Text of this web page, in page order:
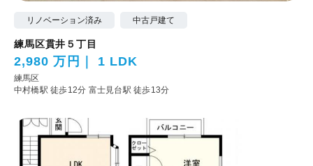
リノベーション済み 中古戸建て
練馬区貫井５丁目
2,980 万円 1 LDK
練馬区
中村橋駅 徒歩12分 富士見台駅 徒歩13分